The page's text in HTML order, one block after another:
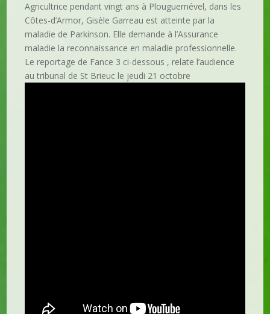
Agricultrice pendant vingt ans à Plouguernével, dans les
Côtes-d’Armor, Gisèle Garreau est atteinte par la
maladie de Parkinson. Elle demande à l’Assurance
maladie la reconnaissance en maladie professionnelle.
Le reportage de Fance 3 ci-dessous , relate l’audience
au tribunal de St Brieuc le jeudi 21 octobre